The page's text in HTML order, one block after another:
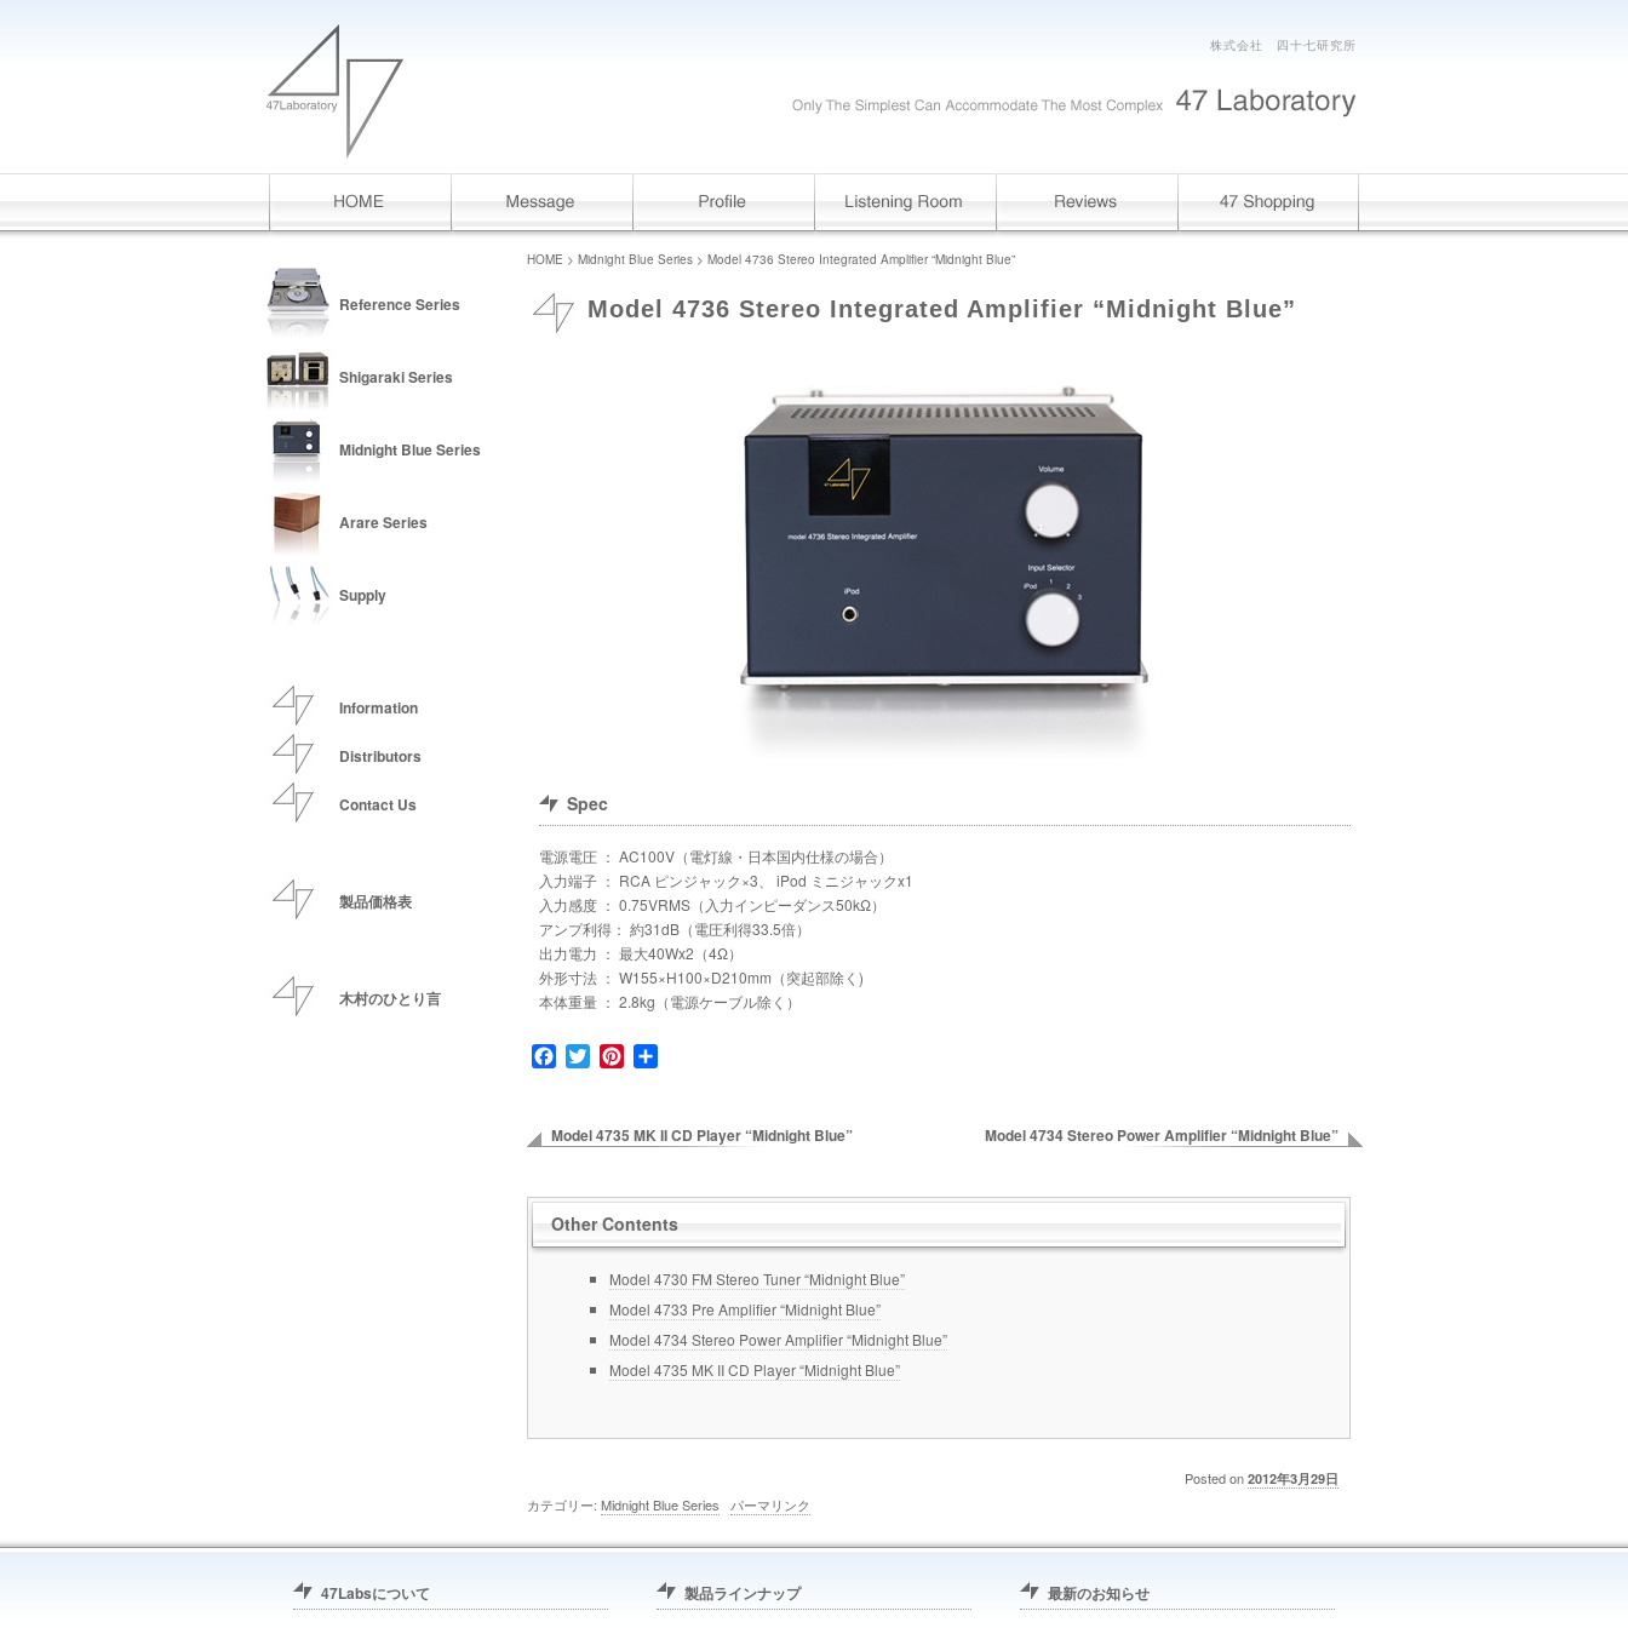
株式会社 四十七研究所
HOME > Midnight Blue Series> Model 4736 Stereo Integrated Amplifier “Midnight Blue”
Model 4736 Stereo Integrated Amplifier “Midnight Blue”
Spec
電源電圧 ： AC100V（電灯線・日本国内仕様の場合）
入力端子 ： RCA ピンジャック×3、 iPod ミニジャックx1
入力感度 ： 0.75VRMS（入力インピーダンス50kΩ）
アンプ利得： 約31dB（電圧利得33.5倍）
出力電力 ： 最大40Wx2（4Ω）
外形寸法 ： W155×H100×D210mm（突起部除く)
本体重量 ： 2.8kg（電源ケーブル除く）
Facebook
TwitterPinterest
共
Model 4735 MK II CD Player “Midnight Blue” Model 4734 Stereo Power Amplifier “Midnight Blue”
Other Contents
Model 4730 FM Stereo Tuner “Midnight Blue”
Model 4733 Pre Amplifier “Midnight Blue”
Model 4734 Stereo Power Amplifier “Midnight Blue”
Model 4735 MK II CD Player “Midnight Blue”
Posted on 2012年3月29日
カテゴリー: Midnight Blue Series パーマリンク
Reference Series
Shigaraki Series
Midnight Blue Series
Arare Series
Supply
Information
Distributors
Contact Us
製品価格表
木村のひとり言
47Labsについて 製品ラインナップ 最新のお知らせ